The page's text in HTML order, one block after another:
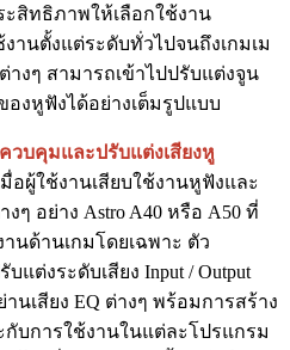
สิทธิภาพให้เลือกใช้งาน
านตั้งแต่ระดับทั่วไปจนถึงเกมเม
งๆ สามารถเข้าไปปรับแต่งจูน
องหูฟังได้อย่างเต็มรูปแบบ
วบคุมและปรับแต่งเสียงหู
มื่อผู้ใช้งานเสียบใช้งานหูฟังและ
ๆ อย่าง​​ Astro A40 หรือ A50 ที่
นด้านเกมโดยเฉพาะ ตัว
ต่งระดับเสียง Input / Output
นเสียง EQ ต่างๆ พร้อมการสร้าง
กับการใช้งานในแต่ละโปรแกรม